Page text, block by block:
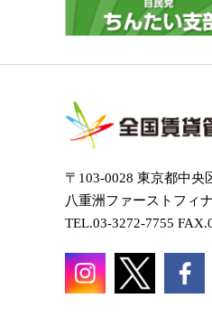
〒103-0028 東京都中央
八重洲ファーストフィ
TEL.03-3272-7755